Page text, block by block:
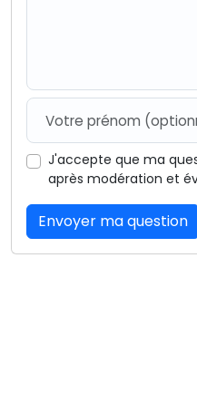
J'accepte que ma
après modération et
Envoyer ma question